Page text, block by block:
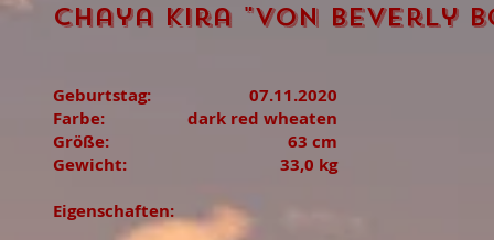
Chaya Kira "von Beverly
Geburtstag:
Farbe:
Größe:
Gewicht:
Eigenschaften:
07.11.2020
dark red wheaten
63 cm
33,0 kg